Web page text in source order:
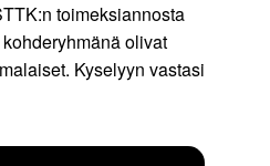
toimeksiannosta
olivat
​Kyselyyn vastasi